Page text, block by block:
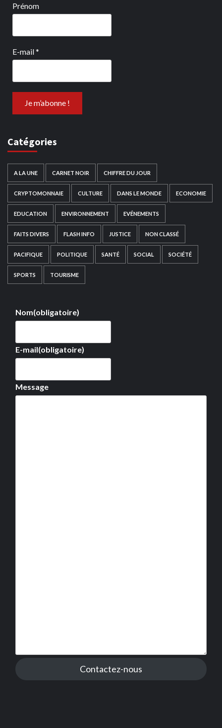
Prénom
E-mail*
Catégories
A LA UNE CARNET NOIR CHIFFRE DU JOUR
CRYPTOMONNAIE CULTURE DANS LE MONDE ECONOMIE
EDUCATION ENVIRONNEMENT EVÉNEMENTS
FAITS DIVERS FLASH INFO JUSTICE NON CLASSÉ
PACIFIQUE POLITIQUE SANTÉ SOCIAL SOCIÉTÉ
SPORTS TOURISME
Nom(obligatoire)
E-mail(obligatoire)
Message
Contactez-nous